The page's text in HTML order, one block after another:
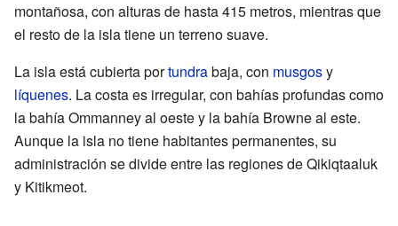
montañosa, con alturas de hasta 415 metros, mientras que
el resto de la isla tiene un terreno suave.
La isla está cubierta portundrabaja, con musgosy
líquenes. La costa es irregular, con bahías profundas como
la bahía Ommanney al oeste y la bahía Browne al este.
Aunque la isla no tiene habitantes permanentes, su
administración se divide entre las regiones de Qikiqtaaluk
y Kitikmeot.